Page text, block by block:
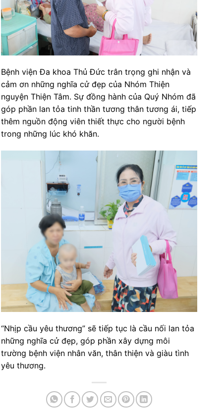
Bệnh viện Đa khoa Thủ Đức trân trọng ghi nhận và
cảm ơn những nghĩa cử đẹp của Nhóm Thiện
nguyện Thiện Tâm. Sự đồng hành của Quý Nhóm đã
góp phần lan tỏa tinh thần tương thân tương ái, tiếp
thêm nguồn động viên thiết thực cho người bệnh
trong những lúc khó khăn.
“Nhịp cầu yêu thương” sẽ tiếp tục là cầu nối lan tỏa
những nghĩa cử đẹp, góp phần xây dựng môi
trường bệnh viện nhân văn, thân thiện và giàu tình
yêu thương.